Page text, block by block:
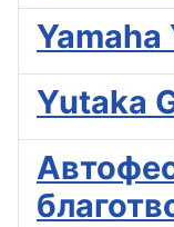
Yamaha
Yutaka